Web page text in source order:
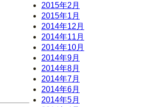
2015年2月
2015年1月
2014年12月
2014年11月
2014年10月
2014年9月
2014年8月
2014年7月
2014年6月
2014年5月